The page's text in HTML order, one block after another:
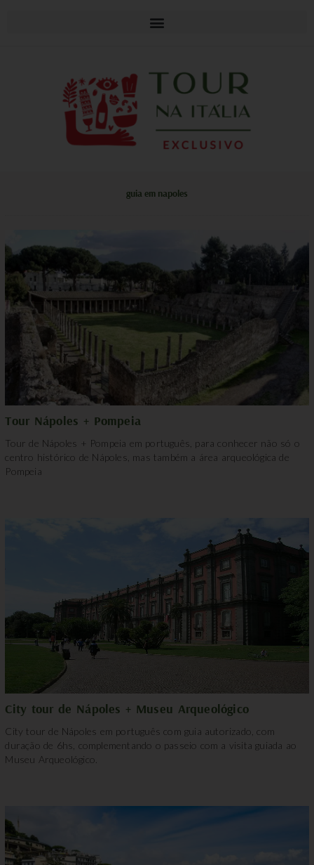
guia em napoles
Tour Nápoles + Pompeia
Tour de Nápoles + Pompeia em português, para conhecer não só o
centro histórico de Nápoles, mas também a área arqueológica de
Pompeia
City tour de Nápoles + Museu Arqueológico
City tour de Nápoles em português com guia autorizado, com
duração de 6hs, complementando o passeio com a visita guiada ao
Museu Arqueológico.